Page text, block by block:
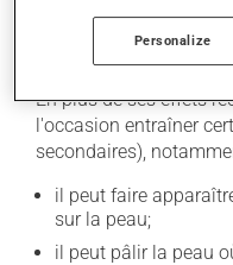
En plus de ses effets
l'occasion entraîner
secondaires),
il peut faire
sur la peau;
il peut pâlir la peau
Personalize